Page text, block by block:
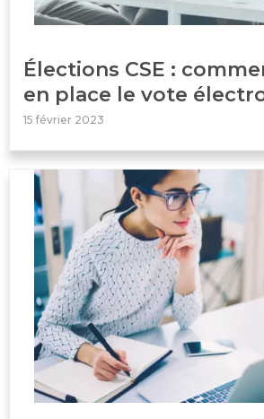
Élections CSE :
en place le vote
15 février 2023